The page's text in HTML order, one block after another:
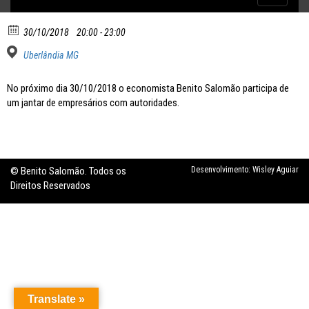
30/10/2018 20:00 - 23:00
Uberlândia MG
No próximo dia 30/10/2018 o economista Benito Salomão participa de
um jantar de empresários com autoridades.
© Benito Salomão. Todos os
Direitos Reservados
Desenvolvimento: Wisley Aguiar
Translate »